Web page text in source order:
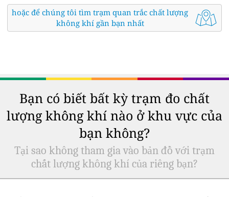
hoặc để chúng tôi tìm trạm quan trắc chất lượng
không khí gần bạn nhất
Bạn có biết bất kỳ trạm đo chất
lượng không khí nào ở khu vực của
bạn không?
Tại sao không tham gia vào bản đồ với trạm
chất lượng không khí của riêng bạn?